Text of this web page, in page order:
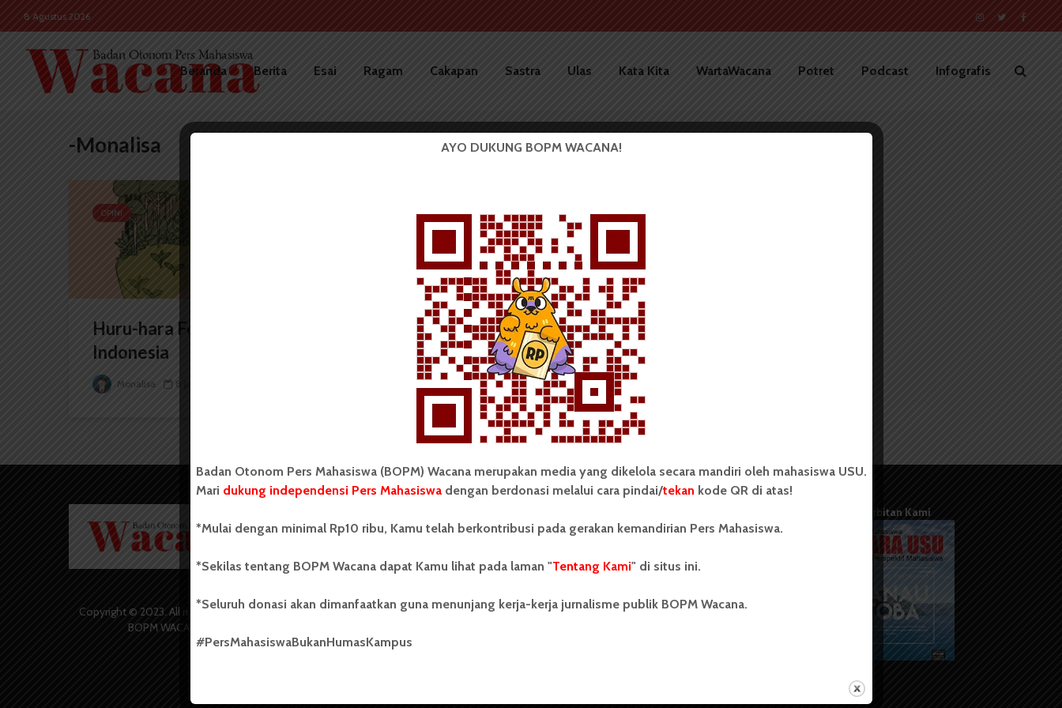
8 Agustus 2026
Beranda Berita Esai Ragam Cakapan Sastra Ulas Kata Kita WartaWacana Potret Podcast Infografis
-Monalisa
OPINI
Huru-hara Food Estate di
Indonesia
Monalisa 8 Januari 2025
Copyright © 2023. All rights reserved
BOPM WACANA.
Wacana merupakan pers mahasiswa
secara mandiri oleh mahasiswa
Universitas Sumatera Utara (USU).
salah satu Unit Kegiatan Mahasiswa
dengan nama Pers Mahasiswa SUARA
USU yang berdiri pada 1 Juli 1995.
Info Iklan
Pedoman Media Siber
Terbitan Kami
AYO DUKUNG BOPM WACANA!
Badan Otonom Pers Mahasiswa (BOPM) Wacana merupakan media yang dikelola secara mandiri oleh mahasiswa USU.
Mari dukung independensi Pers Mahasiswadengan berdonasi melalui cara pindai/tekan kode QR di atas!
*Mulai dengan minimal Rp10 ribu, Kamu telah berkontribusi pada gerakan kemandirian Pers Mahasiswa.
*Sekilas tentang BOPM Wacana dapat Kamu lihat pada laman "Tentang Kami" di situs ini.
*Seluruh donasi akan dimanfaatkan guna menunjang kerja-kerja jurnalisme publik BOPM Wacana.
#PersMahasiswaBukanHumasKampus